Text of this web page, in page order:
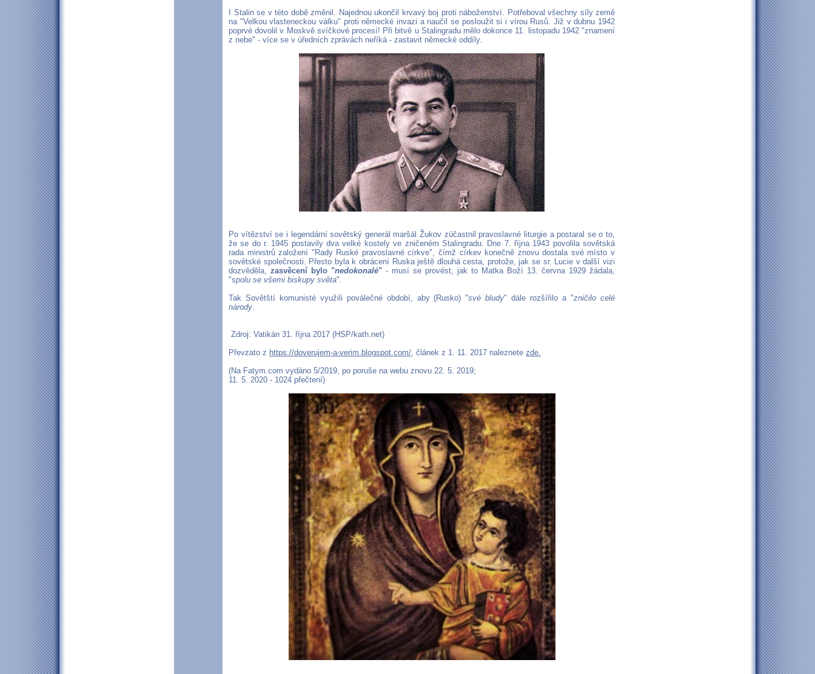
I Stalin se v této době změnil. Najednou ukončil krvavý boj proti náboženství. Potřeboval všechny síly země
na "Velkou vlasteneckou válku" proti německé invazi a naučil se posloužit si i vírou Rusů. Již v dubnu 1942
poprvé dovolil v Moskvě svíčkové procesí! Při bitvě u Stalingradu mělo dokonce 11. listopadu 1942 "znamení
z nebe" - více se v úředních zprávách neříká - zastavit německé oddíly.
Po vítězství se i legendární sovětský generál maršál Žukov zúčastnil pravoslavné liturgie a postaral se o to,
že se do r. 1945 postavily dva velké kostely ve zničeném Stalingradu. Dne 7. října 1943 povolila sovětská
rada ministrů založení "Rady Ruské pravoslavné církve", čímž církev konečně znovu dostala své místo v
sovětské společnosti. Přesto byla k obrácení Ruska ještě dlouhá cesta, protože, jak se sr. Lucie v další vizi
dozvěděla, zasvěcení bylo "nedokonalé" - musí se provést, jak to Matka Boží 13. června 1929 žádala,
"spolu se všemi biskupy světa".
Tak Sovětští komunisté využili poválečné období, aby (Rusko) "své bludy" dále rozšířilo a "zničilo celé
národy.
Zdroj: Vatikán 31. října 2017 (HSP/kath.net)
Převzato z https://doverujem-a-verim.blogspot.com/, článek z 1. 11. 2017 naleznete zde.
(Na Fatym.com vydáno 5/2019, po poruše na webu znovu 22. 5. 2019;
11. 5. 2020 - 1024 přečtení)